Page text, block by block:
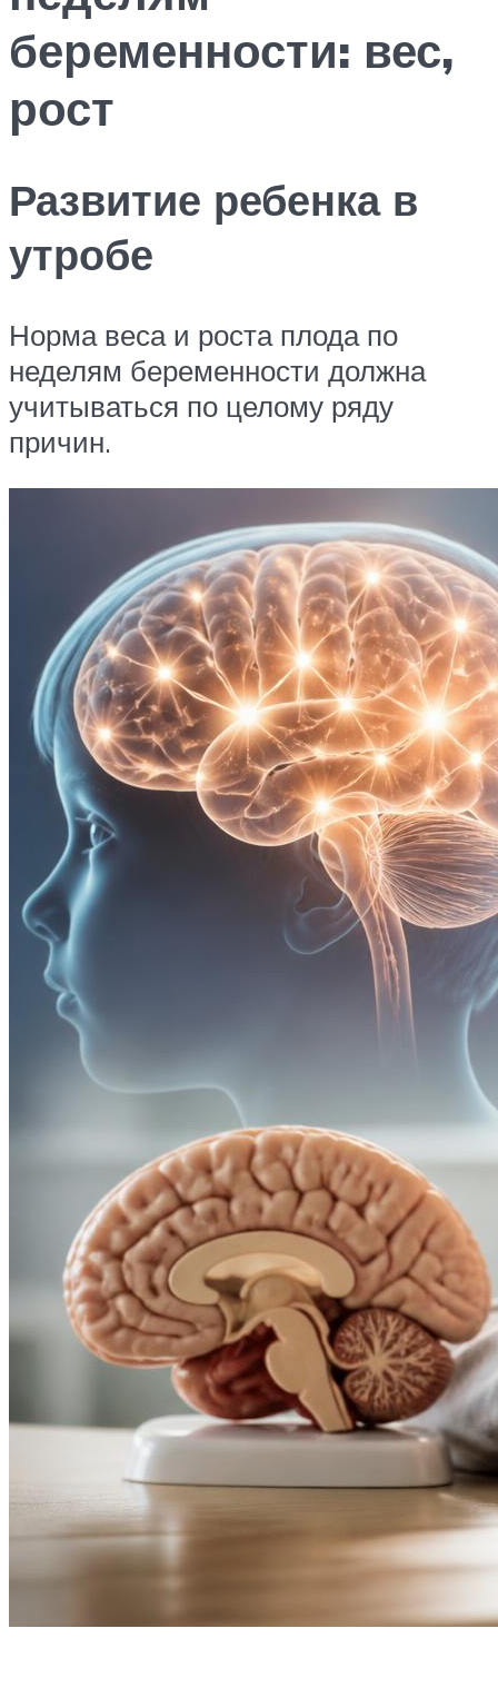
беременности: вес,
рост
Развитие ребенка в
утробе
Норма веса и роста плода по
неделям беременности должна
учитываться по целому ряду
причин.